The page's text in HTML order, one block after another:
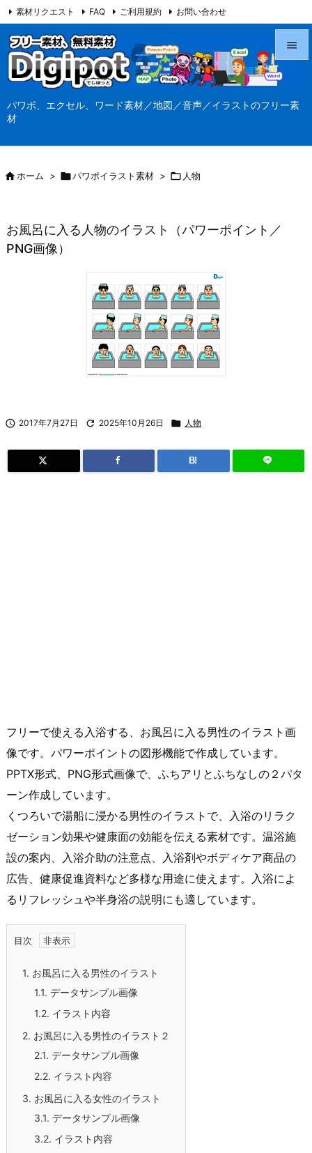
パワポ、エクセル、ワード素材／地図／音声／イラストのフリー素
材



素材リクエスト FAQ ご利用規約 お問い合わせ
当サイト（Digipot.net）について
ホーム > パワポイラスト素材 >  人物
お風呂に入る人物のイラスト（パワーポイント／
PNG画像）
 2017年7月27日  2025年10月26日  人物
B!
フリーで使える入浴する、お風呂に入る男性のイラスト画
像です。パワーポイントの図形機能で作成しています。
PPTX形式、PNG形式画像で、ふちアリとふちなしの２パタ
ーン作成しています。
くつろいで湯船に浸かる男性のイラストで、入浴のリラク
ゼーション効果や健康面の効能を伝える素材です。温浴施
設の案内、入浴介助の注意点、入浴剤やボディケア商品の
広告、健康促進資料など多様な用途に使えます。入浴によ
るリフレッシュや半身浴の説明にも適しています。
目次
1. お風呂に入る男性のイラスト
1.1. データサンプル画像
1.2. イラスト内容
2. お風呂に入る男性のイラスト２
2.1. データサンプル画像
2.2. イラスト内容
3. お風呂に入る女性のイラスト
3.1. データサンプル画像
3.2. イラスト内容